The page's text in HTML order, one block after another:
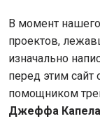
В момент нашего
проектов,
изначально
перед этим
помощником
Джеффа Капела